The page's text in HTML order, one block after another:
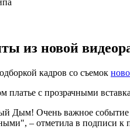
из новой
кадров со съемок
платье с прозрачными
Дым! Очень важное
– отметила в подписи к